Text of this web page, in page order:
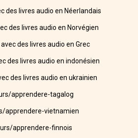
des livres audio en Néerlandais
des livres audio en Norvégien
des livres audio en Grec
des livres audio en indonésien
des livres audio en ukrainien
apprendere-tagalog
apprendere-vietnamien
apprendere-finnois